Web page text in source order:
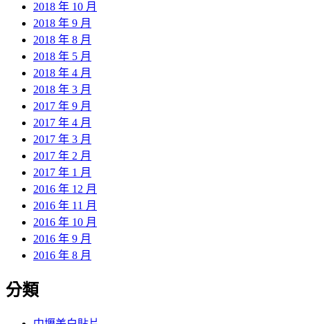
2018 年 10 月
2018 年 9 月
2018 年 8 月
2018 年 5 月
2018 年 4 月
2018 年 3 月
2017 年 9 月
2017 年 4 月
2017 年 3 月
2017 年 2 月
2017 年 1 月
2016 年 12 月
2016 年 11 月
2016 年 10 月
2016 年 9 月
2016 年 8 月
分類